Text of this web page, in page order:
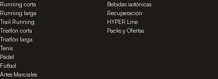
Running corta
Running larga
Trail Running
Triatlón corta
Triatlón larga
Tenis
Pádel
Fútbol
Artes Marciales
Bebidas isotónicas
Recuperación
HYPER Line
Packs y Ofertas